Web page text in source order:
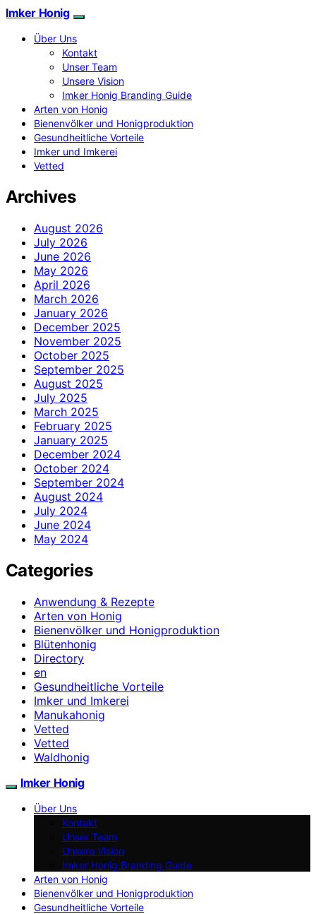
Imker Honig
Über Uns
Kontakt
Unser Team
Unsere Vision
Imker Honig Branding Guide
Arten von Honig
Bienenvölker und Honigproduktion
Gesundheitliche Vorteile
Imker und Imkerei
Vetted
Archives
August 2026
July 2026
June 2026
May 2026
April 2026
March 2026
January 2026
December 2025
November 2025
October 2025
September 2025
August 2025
July 2025
March 2025
February 2025
January 2025
December 2024
October 2024
September 2024
August 2024
July 2024
June 2024
May 2024
Categories
Anwendung & Rezepte
Arten von Honig
Bienenvölker und Honigproduktion
Blütenhonig
Directory
en
Gesundheitliche Vorteile
Imker und Imkerei
Manukahonig
Vetted
Vetted
Waldhonig
Imker Honig
Über Uns
Kontakt
Unser Team
Unsere Vision
Imker Honig Branding Guide
Arten von Honig
Bienenvölker und Honigproduktion
Gesundheitliche Vorteile